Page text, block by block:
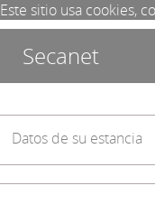
Este sitio usa cookies,
Secanet
Datos de su estancia